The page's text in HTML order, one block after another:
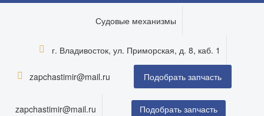
Судовые механизмы

 г. Владивосток, ул. Приморская, д. 8, каб. 1

 zapchastimir@mail.ru Подобрать запчасть
zapchastimir@mail.ru Подобрать запчасть